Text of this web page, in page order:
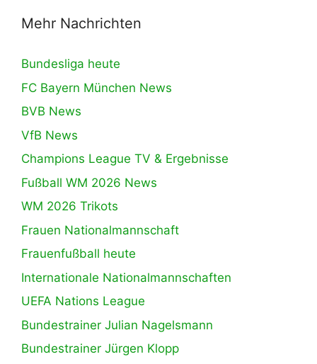
Mehr Nachrichten
Bundesliga heute
FC Bayern München News
BVB News
VfB News
Champions League TV & Ergebnisse
Fußball WM 2026 News
WM 2026 Trikots
Frauen Nationalmannschaft
Frauenfußball heute
Internationale Nationalmannschaften
UEFA Nations League
Bundestrainer Julian Nagelsmann
Bundestrainer Jürgen Klopp